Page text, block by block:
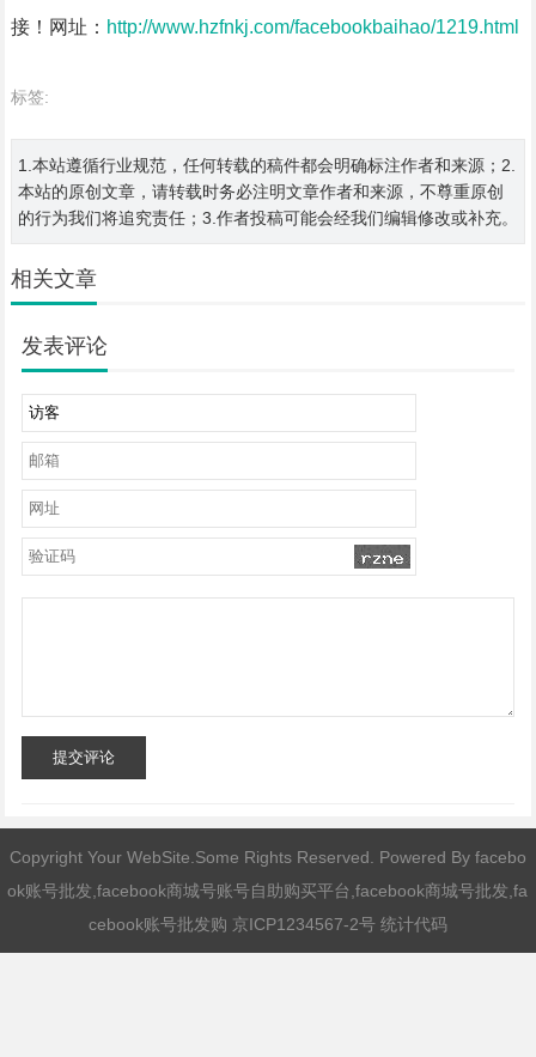
接！网址： http://www.hzfnkj.com/facebookbaihao/1219.html
标签:
1.本站遵循行业规范，任何转载的稿件都会明确标注作者和来源；2.
本站的原创文章，请转载时务必注明文章作者和来源，不尊重原创
的行为我们将追究责任；3.作者投稿可能会经我们编辑修改或补充。
相关文章
发表评论
提交评论
Copyright Your WebSite.Some Rights Reserved. Powered By facebo
ok账号批发,facebook商城号账号自助购买平台,facebook商城号批发,fa
cebook账号批发购 京ICP1234567-2号 统计代码